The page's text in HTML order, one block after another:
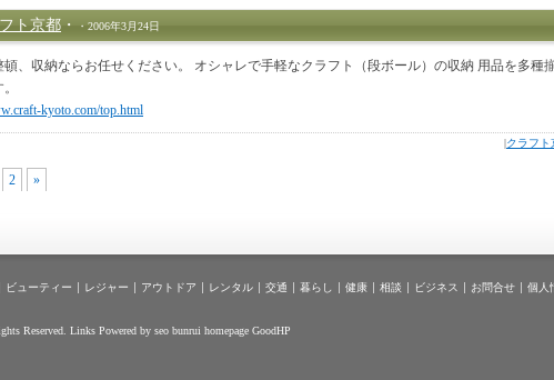
ト京都 ・ ・2006年3月24日
頓、収納ならお任せください。 オシャレで手軽なクラフト（段ボール）の収納 用品を多種
kyoto.com/top.html
|クラフト
2 »
ビューティー レジャー アウトドア レンタル 交通 暮らし 健康 相談 ビジネス お問合せ 個人
Reserved. Links Powered by seo bunrui homepage GoodHP